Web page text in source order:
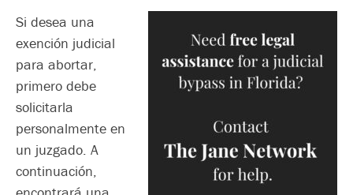
Si desea una
exención judicial
para abortar,
primero debe
solicitarla
personalmente en
un juzgado. A
continuación,